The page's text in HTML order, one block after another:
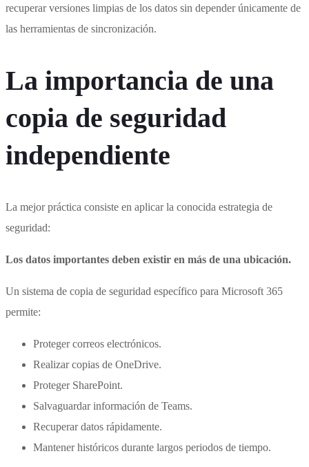
recuperar versiones limpias de los datos sin depender únicamente de
las herramientas de sincronización.
La importancia de una
copia de seguridad
independiente
La mejor práctica consiste en aplicar la conocida estrategia de
seguridad:
Los datos importantes deben existir en más de una ubicación.
Un sistema de copia de seguridad específico para Microsoft 365
permite:
Proteger correos electrónicos.
Realizar copias de OneDrive.
Proteger SharePoint.
Salvaguardar información de Teams.
Recuperar datos rápidamente.
Mantener históricos durante largos periodos de tiempo.